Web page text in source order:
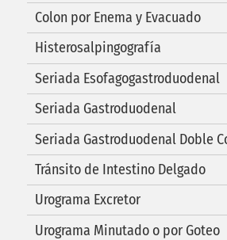
Colon por Enema y Evacuado
Histerosalpingografía
Seriada Esofagogastroduodenal
Seriada Gastroduodenal
Seriada Gastroduodenal Doble
Tránsito de Intestino Delgado
Urograma Excretor
Urograma Minutado o por Goteo